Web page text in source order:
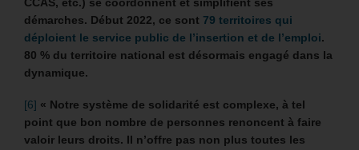
démarches. Début 2022, ce sont 79 territoires qui
déploient le service public de l’insertion et de l’emploi.
80 % du territoire national est désormais engagé dans la
dynamique.
[6] « Notre système de solidarité est complexe, à tel
point que bon nombre de personnes renoncent à faire
valoir leurs droits. Il n’offre pas non plus toutes les